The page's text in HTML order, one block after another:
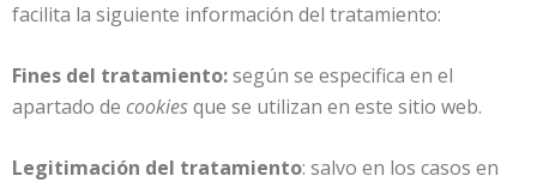
facilita la siguiente información del tratamiento:
Fines del tratamiento:según se especifica en el
apartado de cookiesque se utilizan en este sitio web.
Legitimación del tratamiento: salvo en los casos en